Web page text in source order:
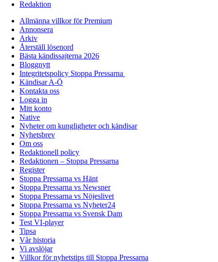
Redaktion
Allmänna villkor för Premium
Annonsera
Arkiv
Återställ lösenord
Bästa kändissajterna 2026
Bloggnytt
Integritetspolicy Stoppa Pressarna
Kändisar A-Ö
Kontakta oss
Logga in
Mitt konto
Native
Nyheter om kungligheter och kändisar
Nyhetsbrev
Om oss
Redaktionell policy
Redaktionen – Stoppa Pressarna
Register
Stoppa Pressarna vs Hänt
Stoppa Pressarna vs Newsner
Stoppa Pressarna vs Nöjeslivet
Stoppa Pressarna vs Nyheter24
Stoppa Pressarna vs Svensk Dam
Test VI-player
Tipsa
Vår historia
Vi avslöjar
Villkor för nyhetstips till Stoppa Pressarna